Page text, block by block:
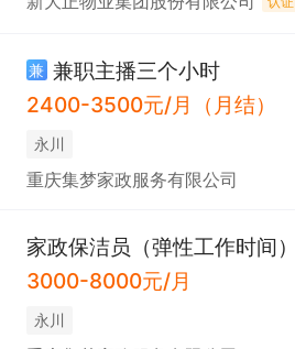
兼 兼职主播三个小时
2400-3500元/月（月结）
永川
重庆集梦家政服务有限公司
家政保洁员（弹性工作时间）
3000-8000元/月
永川